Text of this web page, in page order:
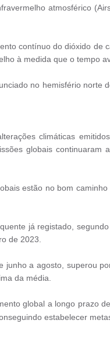
atmosférico
contínuo do dióxido de
à medida que o tempo
no hemisfério norte
climáticas
globais
estão no bom
já registado,
de 2023.
junho a agosto, superou
da média.
global a longo prazo
estabelecer